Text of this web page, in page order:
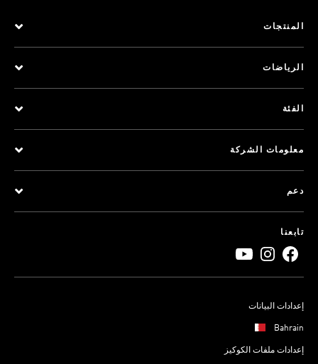
المنتجات
الرياضات
الفئة
معلومات الشركة
دعم
تابعنا
إعدادات البيانات
Bahrain
إعدادات ملفات الكوكيز